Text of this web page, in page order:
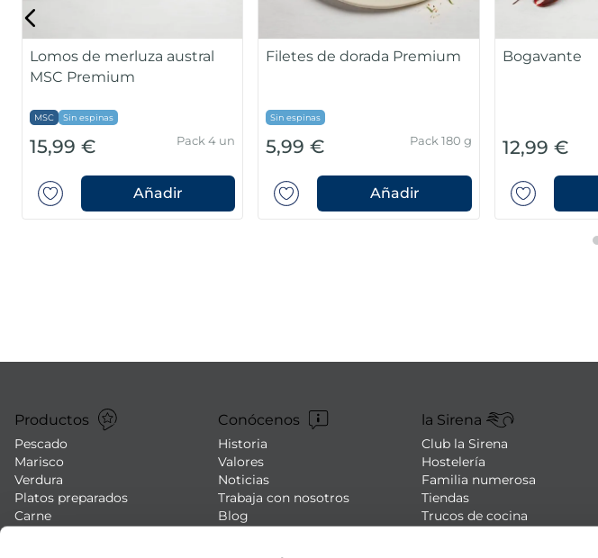
Lomos de merluza austral
MSC Premium
MSC Sin espinas
15,99 € Pack 4 un
Añadir
Filetes de dorada Premium
Sin espinas
5,99 € Pack 180 g
Añadir
Bogavante
12,99 €
Productos
Pescado
Marisco
Verdura
Platos preparados
Carne
Conócenos
Historia
Valores
Noticias
Trabaja con nosotros
Blog
la Sirena
Club la Sirena
Hostelería
Familia numerosa
Tiendas
Trucos de cocina